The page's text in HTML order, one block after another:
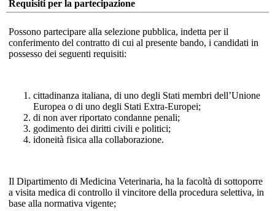
Requisiti per la partecipazione
Possono partecipare alla selezione pubblica, indetta per il
conferimento del contratto di cui al presente bando, i candidati in
possesso dei seguenti requisiti:
cittadinanza italiana, di uno degli Stati membri dell’Unione
Europea o di uno degli Stati Extra-Europei;
di non aver riportato condanne penali;
godimento dei diritti civili e politici;
idoneità fisica alla collaborazione.
Il Dipartimento di Medicina Veterinaria, ha la facoltà di sottoporre
a visita medica di controllo il vincitore della procedura selettiva, in
base alla normativa vigente;